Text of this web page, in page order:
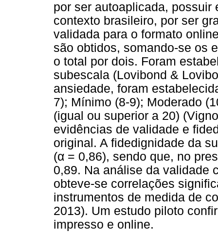
por ser autoaplicada,
contexto brasileiro, por ser
validada para o formato
são obtidos, somando-se os
o total por dois. Foram
subescala (Lovibond &
ansiedade, foram
7); Mínimo (8-9); Moderado
(igual ou superior a 20)
evidências de validade e
original. A fidedignidade da
(α = 0,86), sendo que, no
0,89. Na análise da validade
obteve-se correlações
instrumentos de medida de
2013). Um estudo piloto
impresso e online.